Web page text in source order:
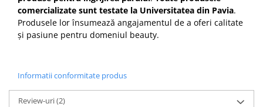
comercializate sunt testate la Universitatea din Pavia.
Produsele lor însumează angajamentul de a oferi calitate
și pasiune pentru domeniul beauty.
Informatii conformitate produs
Review-uri(2)